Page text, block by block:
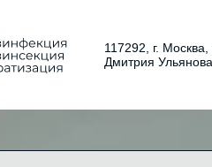
117292, г. Москва,
Дмитрия